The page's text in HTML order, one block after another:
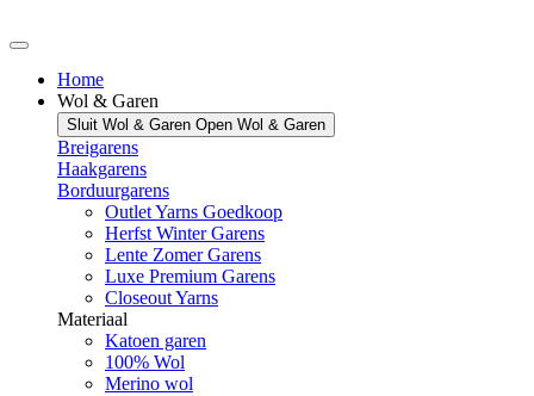
Home
Wol & Garen
Sluit Wol & Garen Open Wol & Garen
Breigarens
Haakgarens
Borduurgarens
Outlet Yarns Goedkoop
Herfst Winter Garens
Lente Zomer Garens
Luxe Premium Garens
Closeout Yarns
Materiaal
Katoen garen
100% Wol
Merino wol